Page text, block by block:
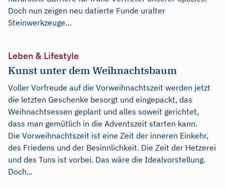
Doch nun zeigen neu datierte Funde uralter
Steinwerkzeuge...
Leben & Lifestyle
Kunst unter dem Weihnachtsbaum
Voller Vorfreude auf die Vorweihnachtszeit werden jetzt
die letzten Geschenke besorgt und eingepackt, das
Weihnachtsessen geplant und alles soweit gerichtet,
dass man gemütlich in die Adventszeit starten kann.
Die Vorweihnachtszeit ist eine Zeit der inneren Einkehr,
des Friedens und der Besinnlichkeit. Die Zeit der Hetzerei
und des Tuns ist vorbei. Das wäre die Idealvorstellung.
Doch...